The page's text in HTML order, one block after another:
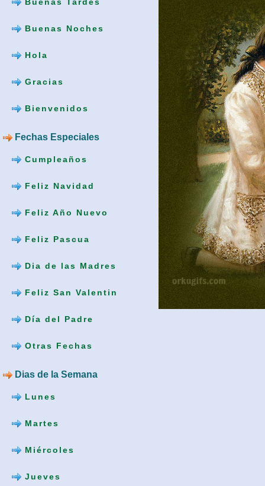
Buenas Noches
Hola
Gracias
Bienvenidos
Fechas Especiales
Cumpleaños
Feliz Navidad
Feliz Año Nuevo
Feliz Pascua
Dia de las Madres
Feliz San Valentin
Día del Padre
Otras Fechas
Dias de la Semana
Lunes
Martes
Miércoles
Jueves